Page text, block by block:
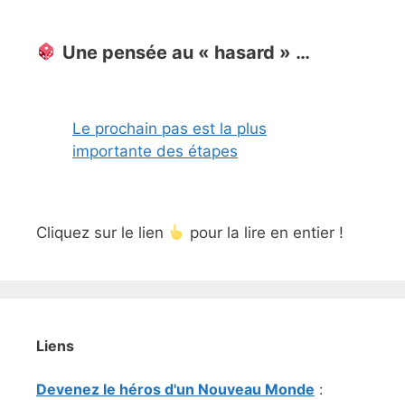
Une pensée au « hasard » …
Le prochain pas est la plus
importante des étapes
Cliquez sur le lien pour la lire en entier !
Liens
Devenez le héros d'un Nouveau Monde :